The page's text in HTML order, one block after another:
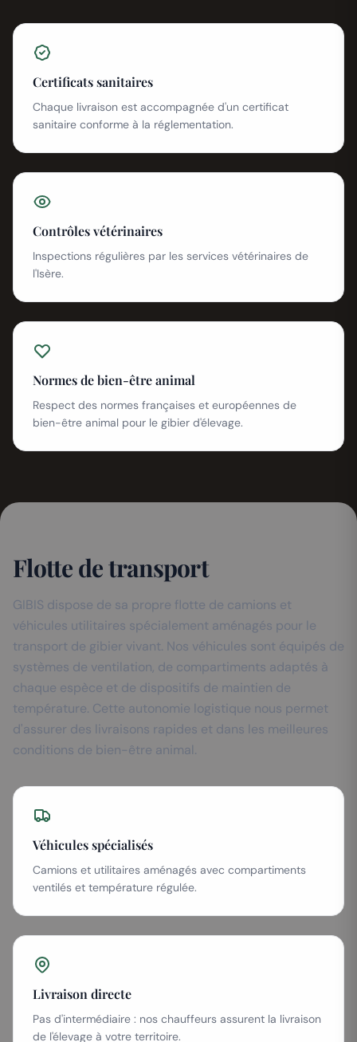
Certificats sanitaires
Chaque livraison est accompagnée d'un certificat
sanitaire conforme à la réglementation.
Contrôles vétérinaires
Inspections régulières par les services vétérinaires de
l'Isère.
Normes de bien-être animal
Respect des normes françaises et européennes de
bien-être animal pour le gibier d'élevage.
Flotte de transport
GIBIS dispose de sa propre flotte de camions et
véhicules utilitaires spécialement aménagés pour le
transport de gibier vivant. Nos véhicules sont équipés de
systèmes de ventilation, de compartiments adaptés à
chaque espèce et de dispositifs de maintien de
température. Cette autonomie logistique nous permet
d'assurer des livraisons rapides et dans les meilleures
conditions de bien-être animal.
Véhicules spécialisés
Camions et utilitaires aménagés avec compartiments
ventilés et température régulée.
Livraison directe
Pas d'intermédiaire : nos chauffeurs assurent la livraison
de l'élevage à votre territoire.